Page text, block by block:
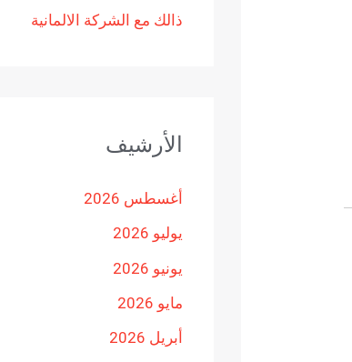
ذالك مع الشركة الالمانية
الأرشيف
أغسطس 2026
يوليو 2026
يونيو 2026
مايو 2026
أبريل 2026